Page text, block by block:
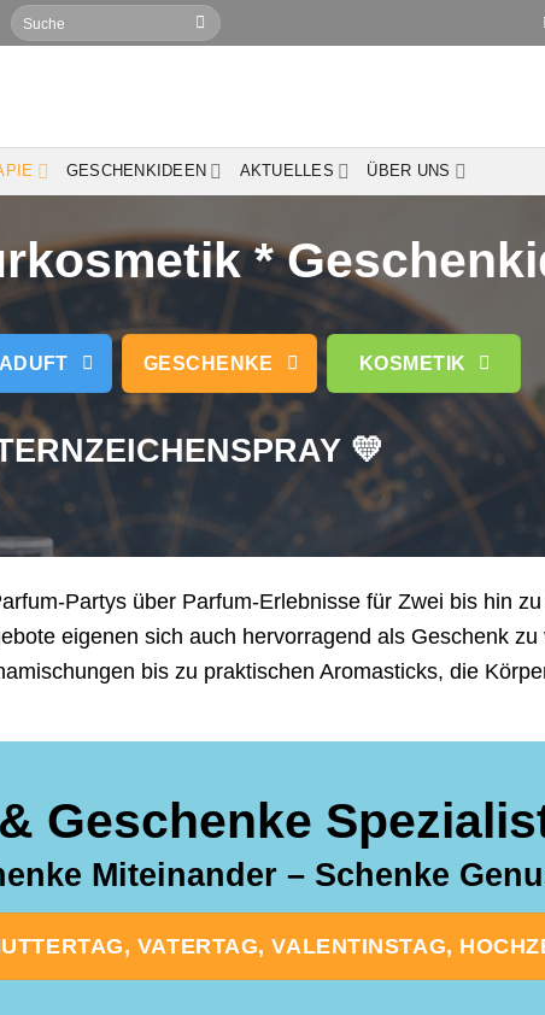
Suchen
nach:
GESCHENKIDEEN AKTUELLES ÜBER UNS
*
GESCHENKE KOSMETIK
💛
Partys über Parfum-Erlebnisse für Zwei bis hin
eigenen sich auch hervorragend als Geschenk
bis zu praktischen Aromasticks, die
Geschenke
Miteinander – Schenke
VATERTAG, VALENTINSTAG,